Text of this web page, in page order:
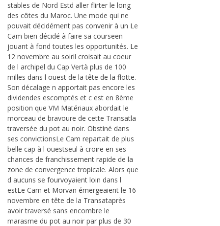
stables de Nord Estd aller flirter le long
des côtes du Maroc. Une mode qui ne
pouvait décidément pas convenir à un Le
Cam bien décidé à faire sa courseen
jouant à fond toutes les opportunités. Le
12 novembre au soiril croisait au coeur
de l archipel du Cap Vertà plus de 100
milles dans l ouest de la tête de la flotte.
Son décalage n apportait pas encore les
dividendes escomptés et c est en 8ème
position que VM Matériaux abordait le
morceau de bravoure de cette Transatla
traversée du pot au noir. Obstiné dans
ses convictionsLe Cam repartait de plus
belle cap à l ouestseul à croire en ses
chances de franchissement rapide de la
zone de convergence tropicale. Alors que
d aucuns se fourvoyaient loin dans l
estLe Cam et Morvan émergeaient le 16
novembre en tête de la Transataprès
avoir traversé sans encombre le
marasme du pot au noir par plus de 30